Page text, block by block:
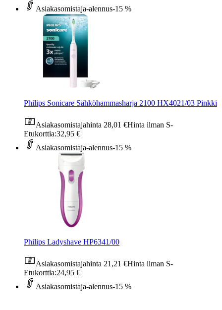
Asiakasomistaja-alennus-15 %
Philips Sonicare Sähköhammasharja 2100 HX4021/03 Pinkki
Asiakasomistajahinta 28,01 €Hinta ilman S-
Etukorttia:32,95 €
Asiakasomistaja-alennus-15 %
Philips Ladyshave HP6341/00
Asiakasomistajahinta 21,21 €Hinta ilman S-
Etukorttia:24,95 €
Asiakasomistaja-alennus-15 %